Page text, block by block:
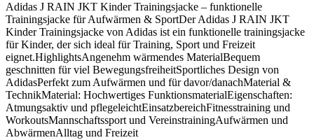
Adidas J RAIN JKT Kinder Trainingsjacke – funktionelle
Trainingsjacke für Aufwärmen & SportDer Adidas J RAIN JKT
Kinder Trainingsjacke von Adidas ist ein funktionelle trainingsjacke
für Kinder, der sich ideal für Training, Sport und Freizeit
eignet.HighlightsAngenehm wärmendes MaterialBequem
geschnitten für viel BewegungsfreiheitSportliches Design von
AdidasPerfekt zum Aufwärmen und für davor/danachMaterial &
TechnikMaterial: Hochwertiges FunktionsmaterialEigenschaften:
Atmungsaktiv und pflegeleichtEinsatzbereichFitnesstraining und
WorkoutsMannschaftssport und VereinstrainingAufwärmen und
AbwärmenAlltag und Freizeit